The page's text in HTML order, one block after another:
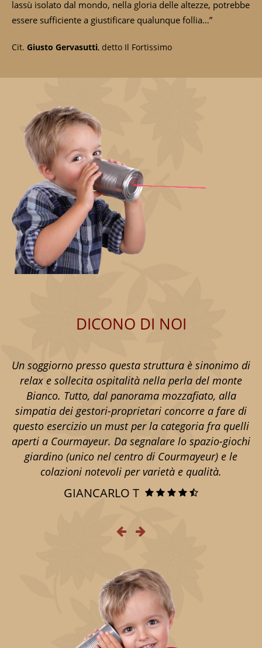
lassù isolato dal mondo, nella gloria delle altezze, potrebbe
essere sufficiente a giustificare qualunque follia…”
Cit. Giusto Gervasutti, detto Il Fortissimo
DICONO DI NOI
Un soggiorno presso questa struttura è sinonimo di
relax e sollecita ospitalità nella perla del monte
Bianco. Tutto, dal panorama mozzafiato, alla
simpatia dei gestori-proprietari concorre a fare di
questo esercizio un must per la categoria fra quelli
aperti a Courmayeur. Da segnalare lo spazio-giochi
giardino (unico nel centro di Courmayeur) e le
colazioni notevoli per varietà e qualità.
GIANCARLO T